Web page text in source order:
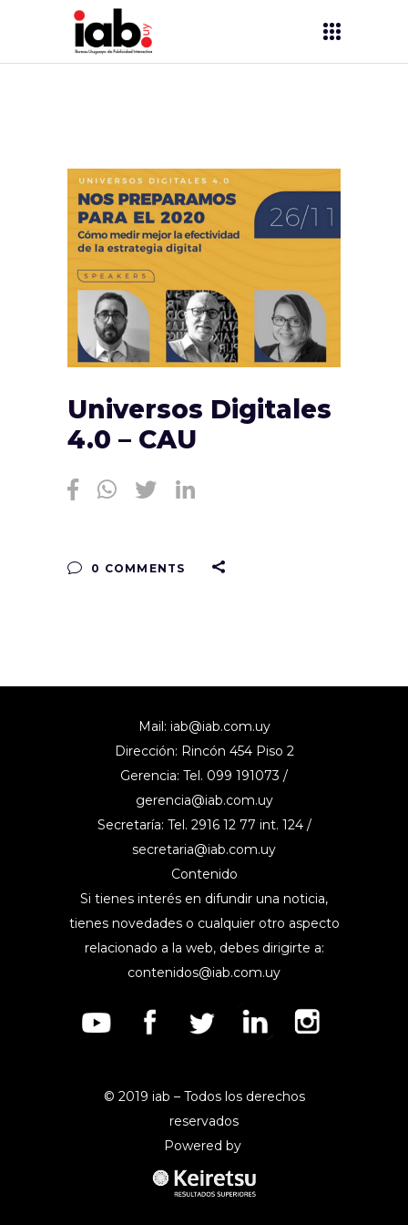
Universos Digitales
4.0 – CAU
0 COMMENTS
Mail: iab@iab.com.uy
Dirección: Rincón 454 Piso 2
Gerencia: Tel. 099 191073 /
gerencia@iab.com.uy
Secretaría: Tel. 2916 12 77 int. 124 /
secretaria@iab.com.uy
Contenido
Si tienes interés en difundir una noticia,
tienes novedades o cualquier otro aspecto
relacionado a la web, debes dirigirte a:
contenidos@iab.com.uy
© 2019 iab – Todos los derechos
reservados
Powered by